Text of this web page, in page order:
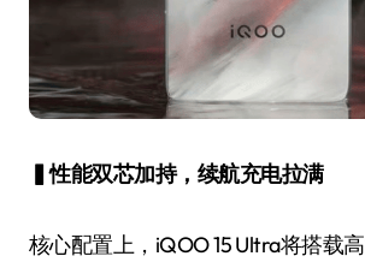
▍性能双芯加持，续航充电拉满
核心配置上，iQOO 15 Ultra将搭载